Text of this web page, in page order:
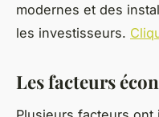
modernes et des
les investisseurs.
Les facteurs